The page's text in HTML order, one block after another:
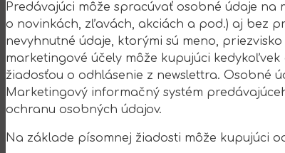
Predávajúci môže spracúvať osobné údaje
o novinkách, zľavách, akciách a pod.) aj bez
nevyhnutné údaje, ktorými sú meno,
marketingové účely môže kupujúci
žiadosťou o odhlásenie z newslettra. Osobné
Marketingový informačný systém
ochranu osobných údajov.
Na základe písomnej žiadosti môže kupujúci